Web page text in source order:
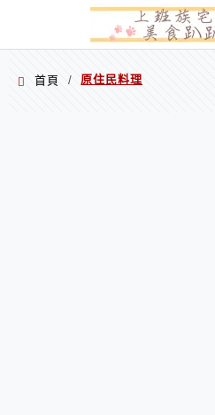
首頁 / 原住民料理